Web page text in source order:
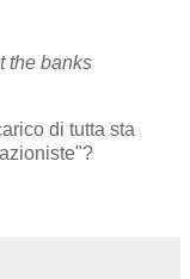
the banks
di tutta sta